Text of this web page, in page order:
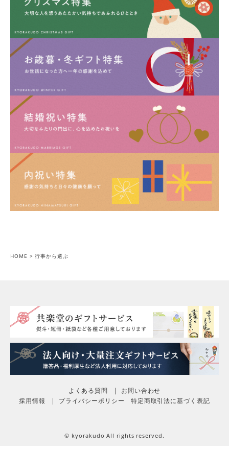
HOME 行事から選ぶ
よくある質問
お問い合わせ
採用情報
プライバシーポリシー 特定商取引法に基づく表記
© kyorakudo All rights reserved.